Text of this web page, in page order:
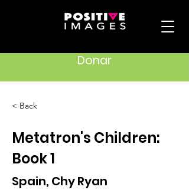
Donar
< Back
Metatron's Children:
Book 1
Spain, Chy Ryan